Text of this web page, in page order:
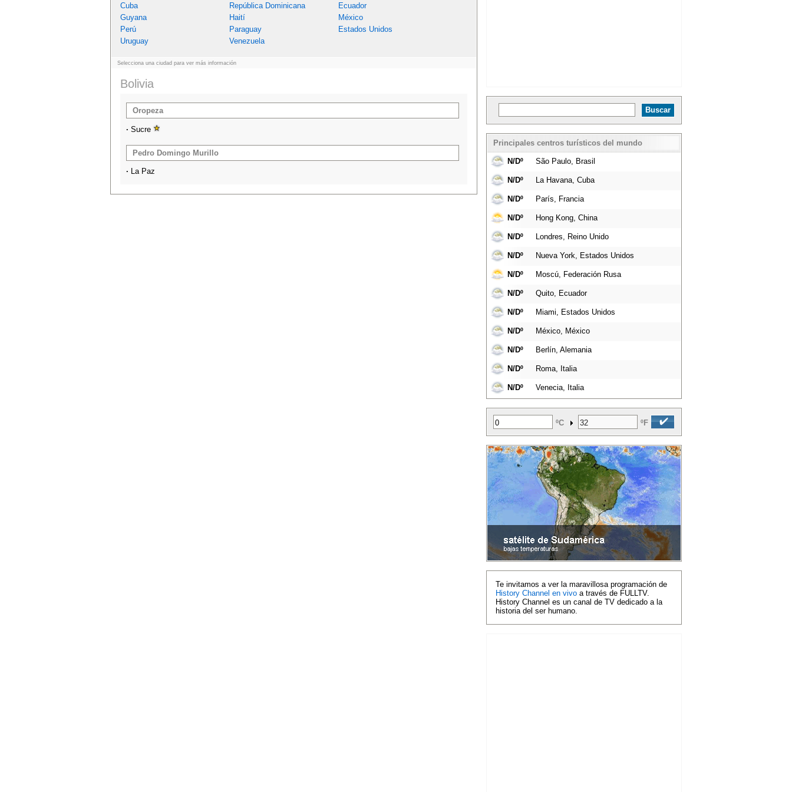
Principales centros turísticos del mundo
N/Dº São Paulo, Brasil
N/Dº La Havana, Cuba
N/Dº París, Francia
N/Dº Hong Kong, China
N/Dº Londres, Reino Unido
N/Dº Nueva York, Estados Unidos
N/Dº Moscú, Federación Rusa
N/Dº Quito, Ecuador
N/Dº Miami, Estados Unidos
N/Dº México, México
N/Dº Berlín, Alemania
N/Dº Roma, Italia
N/Dº Venecia, Italia
ºC ºF
Te invitamos a ver la maravillosa programación de
History Channel en vivo a través de FULLTV.
History Channel es un canal de TV dedicado a la
historia del ser humano.
Cuba
República Dominicana
Ecuador
Guyana
Haití
México
Perú
Paraguay
Estados Unidos
Uruguay
Venezuela
Selecciona una ciudad para ver más información
Bolivia
Oropeza
· Sucre
Pedro Domingo Murillo
· La Paz